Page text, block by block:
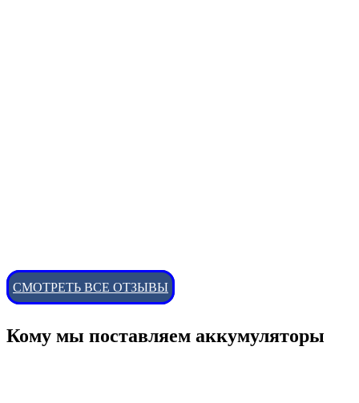
СМОТРЕТЬ ВСЕ ОТЗЫВЫ
Кому мы поставляем аккумуляторы